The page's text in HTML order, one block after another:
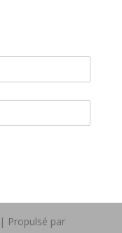
| Propulsé par